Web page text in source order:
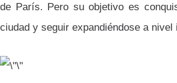
de París. Pero su objetivo es
ciudad y seguir expandiéndose a